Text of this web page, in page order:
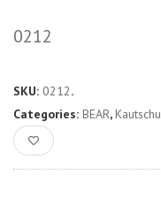
0212
SKU: 0212.
Categories: BEAR,